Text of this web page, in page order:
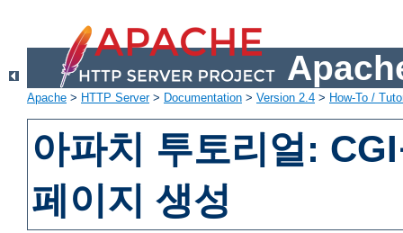
Apache > HTTP Server> Documentation > Version 2.4 > How-To /
아파치 투토리얼:
페이지 생성